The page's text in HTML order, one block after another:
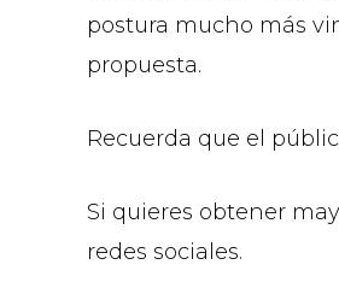
postura mucho más
propuesta.
Recuerda que el
Si quieres obtener
redes sociales.